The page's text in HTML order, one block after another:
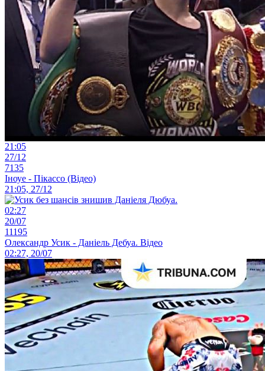
21:05
27/12
7135
Іноуе - Пікассо (Відео)
21:05, 27/12
02:27
20/07
11195
Олександр Усик - Даніель Дебуа. Відео
02:27, 20/07